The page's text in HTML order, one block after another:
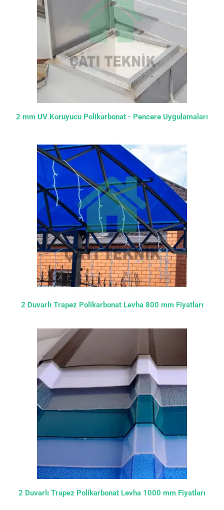
2 mm UV Koruyucu Polikarbonat - Pencere Uygulamaları
2 Duvarlı Trapez Polikarbonat Levha 800 mm Fiyatları
2 Duvarlı Trapez Polikarbonat Levha 1000 mm Fiyatları